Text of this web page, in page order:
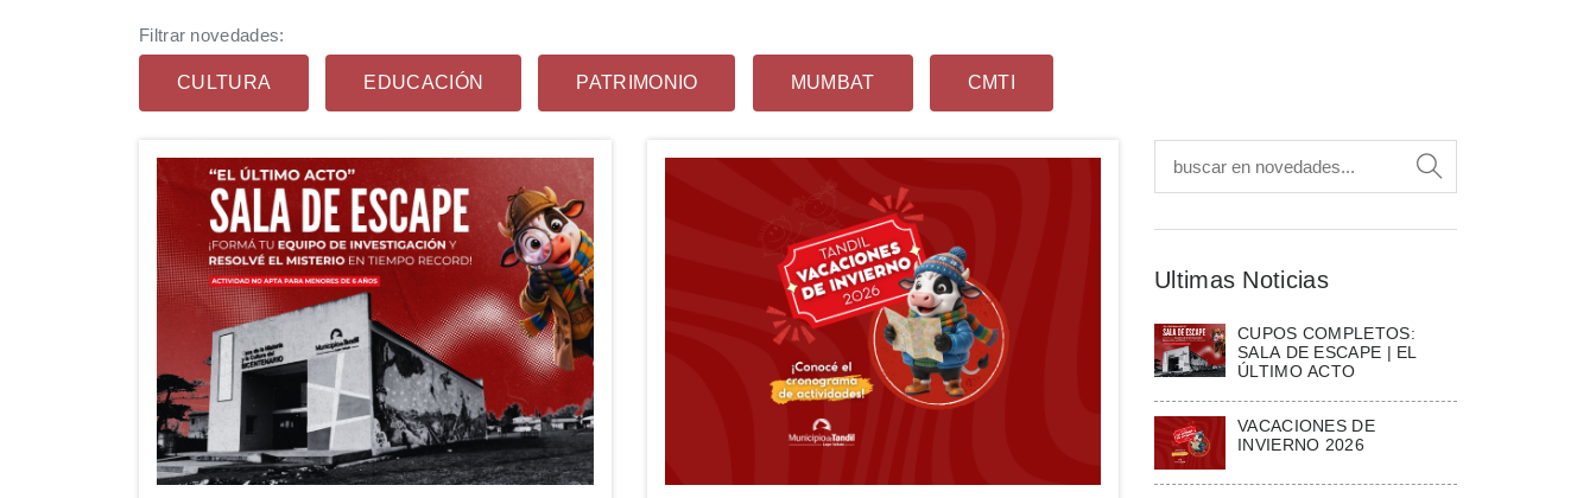
Filtrar novedades:
CULTURA EDUCACIÓN PATRIMONIO MUMBAT CMTI
Ultimas Noticias
CUPOS COMPLETOS:
SALA DE ESCAPE | EL
ÚLTIMO ACTO
VACACIONES DE
INVIERNO 2026